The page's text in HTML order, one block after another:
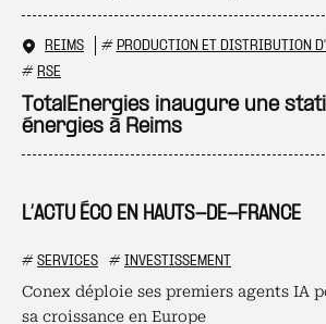
L’ACTU ÉCO EN HAUTS-DE-FRANCE
# SERVICES # INVESTISSEMENT
Conex déploie ses premiers agents IA
sa croissance en Europe
REIMS # PRODUCTION ET DISTRIBUTION
# RSE
TotalEnergies inaugure une
énergies à Reims